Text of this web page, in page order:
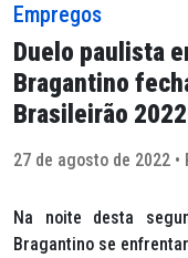
Empregos
Duelo paulista
Bragantino
Brasileirão 2022
27 de agosto de 2022 •
Na noite desta
Bragantino se